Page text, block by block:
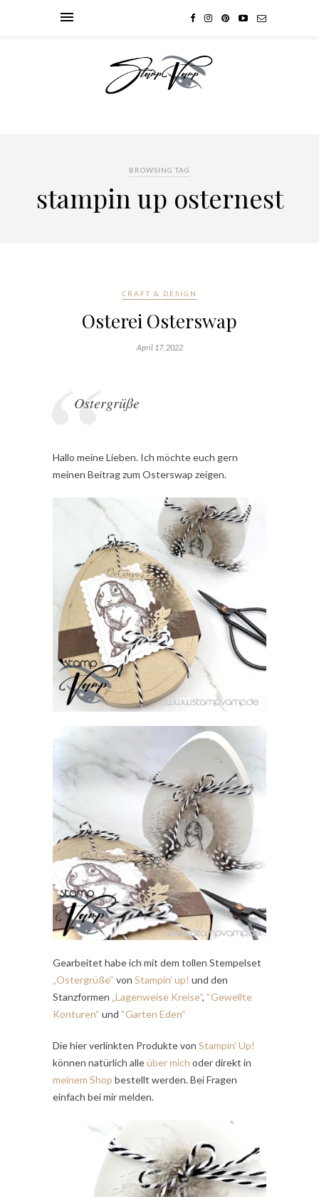
BROWSING TAG
stampin up osternest
CRAFT & DESIGN
Osterei Osterswap
April 17, 2022
Ostergrüße
Hallo meine Lieben. Ich möchte euch gern
meinen Beitrag zum Osterswap zeigen.
Gearbeitet habe ich mit dem tollen Stempelset
„Ostergrüße“ von Stampin’ up! und den
Stanzformen „Lagenweise Kreise“, “Gewellte
Konturen“ und “Garten Eden“
Die hier verlinkten Produkte von Stampin’ Up!
können natürlich alleüber mich oder direkt in
meinem Shop bestellt werden. Bei Fragen
einfach bei mir melden.